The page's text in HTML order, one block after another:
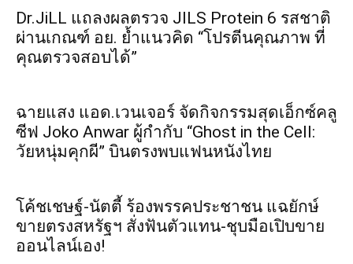
Dr.JiLL แถลงผลตรวจ JILS Protein 6 รสชาติ
ผ่านเกณฑ์ อย. ย้ำแนวคิด “โปรตีนคุณภาพ ที่
คุณตรวจสอบได้”
ฉายแสง แอด.เวนเจอร์ จัดกิจกรรมสุดเอ็กซ์คลู
ซีฟ Joko Anwar ผู้กำกับ “Ghost in the Cell:
วัยหนุ่มคุกผี” บินตรงพบแฟนหนังไทย
​โค้ชเชษฐ์-นัตตี้ ร้องพรรคประชาชน แฉยักษ์
ขายตรงสหรัฐฯ สั่งฟันตัวแทน-ชุบมือเปิบขาย
ออนไลน์เอง!